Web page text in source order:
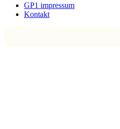
GP1 impressum
Kontakt